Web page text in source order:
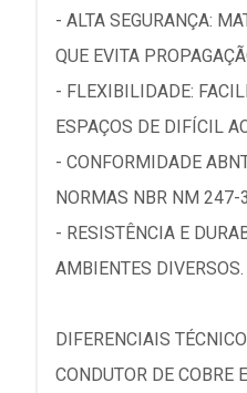
- ALTA SEGURANÇA:
QUE EVITA
- FLEXIBILIDADE:
ESPAÇOS DE DIFÍCIL
- CONFORMIDADE
NORMAS NBR NM 247-
- RESISTÊNCIA E
AMBIENTES DIVERSOS.
DIFERENCIAIS
CONDUTOR DE COBRE